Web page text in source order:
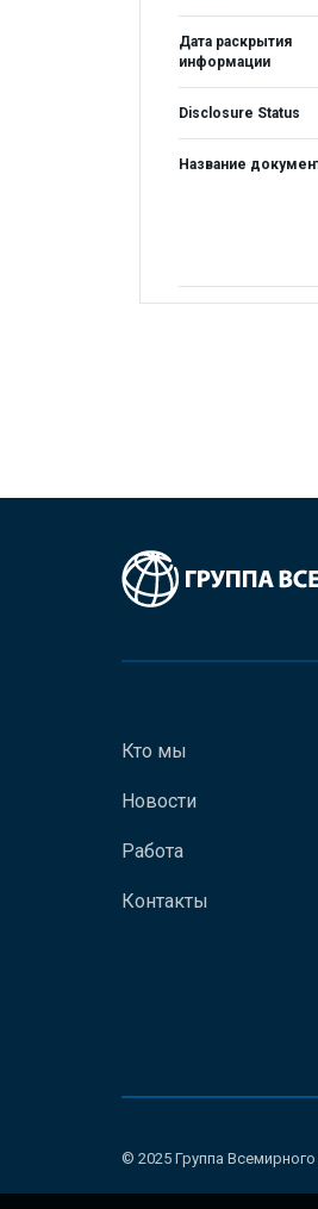
Дата раскрытия
информации
Disclosure Status
Название
Кто мы
Новости
Работа
Контакты
© 2025 Группа